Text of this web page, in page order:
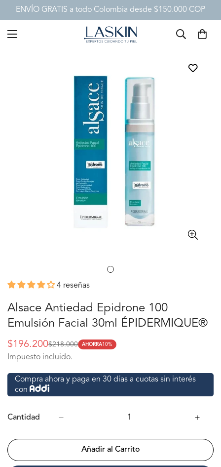
ENVÍO GRATIS a todo Colombia desde $150.000 COP
4 reseñas
Alsace Antiedad Epidrone 100
Emulsión Facial 30ml ÉPIDERMIQUE®
Precio
de
$196.200
Precio
regular
$218.000 AHORRA10%
Impuesto incluido.
Compra ahora y paga en 30 días a cuotas sin interés
con
Cantidad
Añadir al Carrito